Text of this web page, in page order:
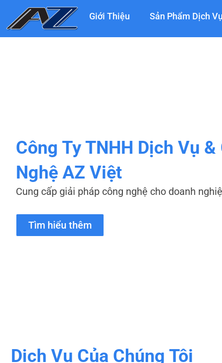
nội
Giới Thiệu Sản Phẩm Dịch Vụ
Công Ty TNHH Dịch Vụ &
Nghệ AZ Việt
Cung cấp giải pháp công nghệ cho doanh
Tìm hiểu thêm
Dịch Vụ Của Chúng Tôi